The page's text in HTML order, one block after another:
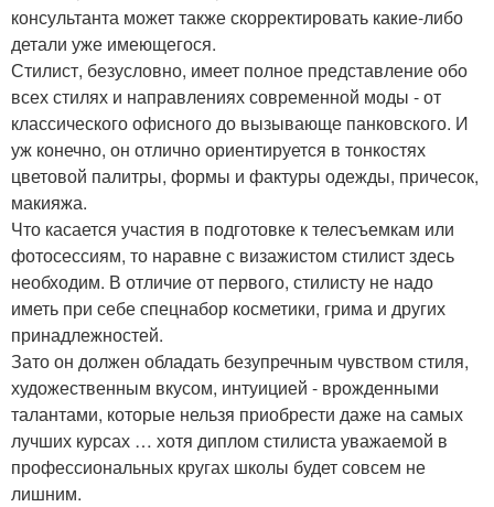
консультанта может также скорректировать какие-либо
детали уже имеющегося.
Стилист, безусловно, имеет полное представление обо
всех стилях и направлениях современной моды - от
классического офисного до вызывающе панковского. И
уж конечно, он отлично ориентируется в тонкостях
цветовой палитры, формы и фактуры одежды, причесок,
макияжа.
Что касается участия в подготовке к телесъемкам или
фотосессиям, то наравне с визажистом стилист здесь
необходим. В отличие от первого, стилисту не надо
иметь при себе спецнабор косметики, грима и других
принадлежностей.
Зато он должен обладать безупречным чувством стиля,
художественным вкусом, интуицией - врожденными
талантами, которые нельзя приобрести даже на самых
лучших курсах … хотя диплом стилиста уважаемой в
профессиональных кругах школы будет совсем не
лишним.